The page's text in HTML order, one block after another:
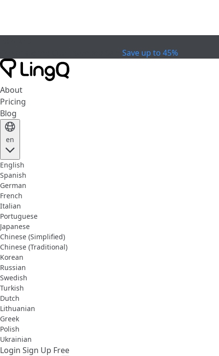
Save up to 45%
About
Pricing
Blog
en
English
Spanish
German
French
Italian
Portuguese
Japanese
Chinese (Simplified)
Chinese (Traditional)
Korean
Russian
Swedish
Turkish
Dutch
Lithuanian
Greek
Polish
Ukrainian
Login Sign Up Free